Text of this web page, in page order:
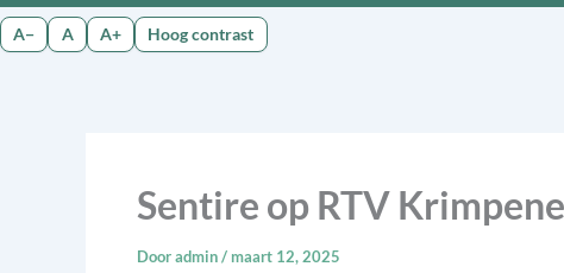
A− A A+ Hoog contrast
Sentire op RTV
Dooradmin/ maart 12, 2025